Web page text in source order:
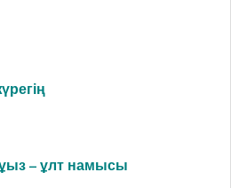
– ұлт намысы